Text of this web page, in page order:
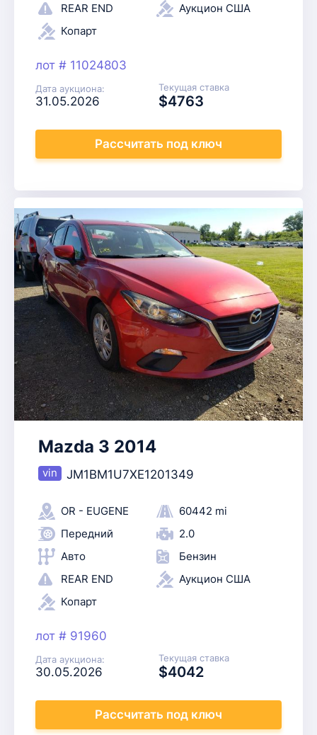
REAR END
Аукцион США
Копарт
лот # 11024803
Дата аукциона:
31.05.2026
Текущая ставка
$4763
Рассчитать под ключ
Mazda 3 2014
JM1BM1U7XE1201349
OR - EUGENE
60442 mi
Передний
2.0
Авто
Бензин
REAR END
Аукцион США
Копарт
лот # 91960
Дата аукциона:
30.05.2026
Текущая ставка
$4042
Рассчитать под ключ